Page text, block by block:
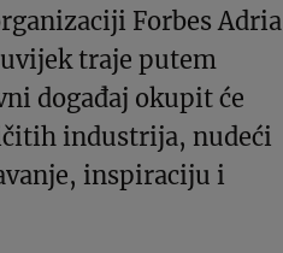
Forbes Adria
traje putem
događaj okupit će
industrija, nudeći
inspiraciju i